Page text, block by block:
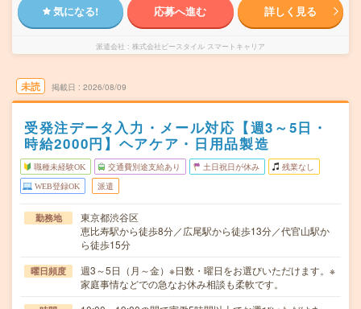
気になる! 応募へ進む 詳しく見る
派遣会社 株式会社ビースタイル スマートキャリア
未読 掲載日 2026/08/09
受発注データ入力・メール対応【週3～5日・
時給2000円】ヘアケア・日用品製造
職種未経験OK 交通費別途支給あり 土日祝日が休み 残業なし
WEB登録OK 派遣
勤務地
東京都渋谷区
恵比寿駅から徒歩8分／広尾駅から徒歩13分／代官山駅か
ら徒歩15分
曜日頻度
週3～5日（月～金）※日数・曜日をお選びいただけます。※
家庭事情などでの急なお休み相談も柔軟です。